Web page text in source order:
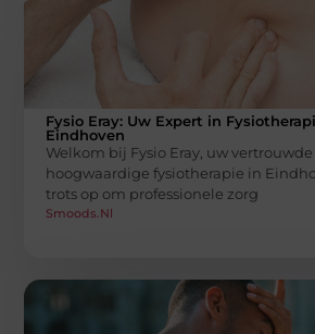
Fysio Eray: Uw Expert in
Eindhoven
Welkom bij Fysio Eray, uw
hoogwaardige fysiotherapie in
trots op om professionele zorg
Smoods.nl